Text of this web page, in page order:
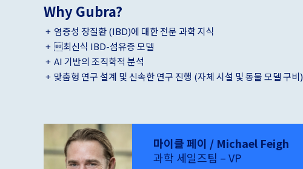
Why Gubra?
염증성 장질환 (IBD)에 대한 전문 과학 지식
최신식 IBD-섬유증 모델
AI 기반의 조직학적 분석
맞춤형 연구 설계 및 신속한 연구 진행 (자체 시설 및 동물 모델 구비)
마이클 페이 / Michael Feigh
과학 세일즈팀 – VP